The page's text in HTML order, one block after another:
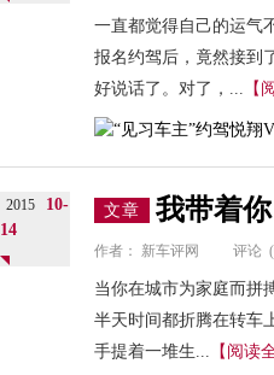
一直都觉得自己的运气
报名约驾后，竟然接到
好说话了。对了，... 【
2015
10-
14
文章 我带着
作者： 新车评网 评论
当你在城市为家庭而拼
半天时间都折腾在转车
手提着一堆生... 【阅读